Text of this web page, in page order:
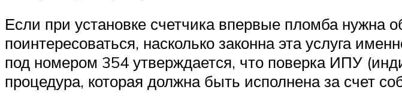
Если при установке счетчика впервые пломба нужна
поинтересоваться, насколько законна эта услуга
под номером 354 утверждается, что поверка ИПУ
процедура, которая должна быть исполнена за счет